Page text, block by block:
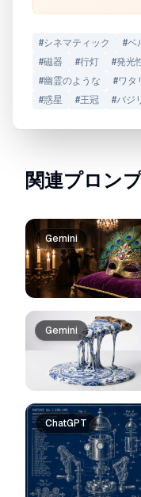
#シネマティック #ベ
#磁器 #行灯 #発光
#幽霊のような #ワタ
#惑星 #王冠 #バジ
関連プロン
Gemini
Gemini
ChatGPT